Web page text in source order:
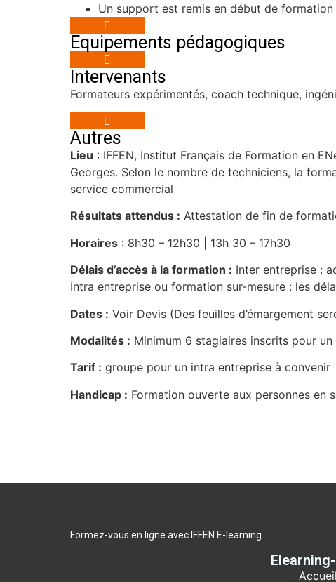
Un support est remis en début de
Equipements pédagogiques
Intervenants
Formateurs expérimentés, coach technique,
Autres
Lieu : IFFEN, Institut Français de Formation en
Georges. Selon le nombre de techniciens, la
service commercial
Résultats attendus : Attestation de fin de
Horaires : 8h30 – 12h30 | 13h 30 – 17h30
Délais d’accès à la formation : Inter entreprise :
Intra entreprise ou formation sur-mesure : les
Dates : Voir Devis (Des feuilles d’émargement
Modalités : Minimum 6 stagiaires inscrits pour
Tarif : groupe pour un intra entreprise à convenir
Handicap : Formation ouverte aux personnes en
Formez-vous en ligne avec IFFEN E-learning
Accueil